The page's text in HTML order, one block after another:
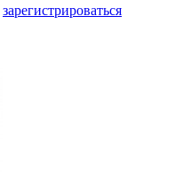
зарегистрироваться